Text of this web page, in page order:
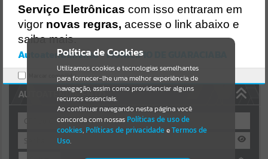
Resultados para""
Portais
Por favor, aguarde...
NOTÍCIAS
Por favor, aguarde...
AUTOATENDIMENTO
Política de Cookies
Utilizamos cookies e tecnologias semelhantes
para fornecer-lhe uma melhor experiência de
navegação, assim como providenciar alguns
recursos essenciais.
Ao continuar navegando nesta página você
concorda com nossas Políticas de uso de
cookies, Políticas de privacidadeeTermos de
Uso.
Serviço Eletrônicas com isso entraram em
vigor novas regras, acesse o link abaixo e
saiba mais.
Autoatendimento - MUNICIPIO DE GUARACIABA
Marcar como lido.
https://guaraciaba.atende.net/cidadao/pagina/static/bundle/wpo_in
dex_2_base_l2_portal_editores_sync_d9fb77cfd5741fafc9972edc7a6
41fea.js?v=83d4f602:47
Verificar Mais Detalhes